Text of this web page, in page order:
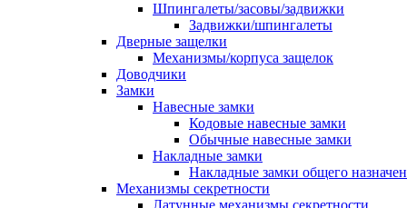
Шпингалеты/засовы/задвижки
Задвижки/шпингалеты
Дверные защелки
Механизмы/корпуса защелок
Доводчики
Замки
Навесные замки
Кодовые навесные замки
Обычные навесные замки
Накладные замки
Накладные замки общего
Механизмы секретности
Латунные механизмы секретности